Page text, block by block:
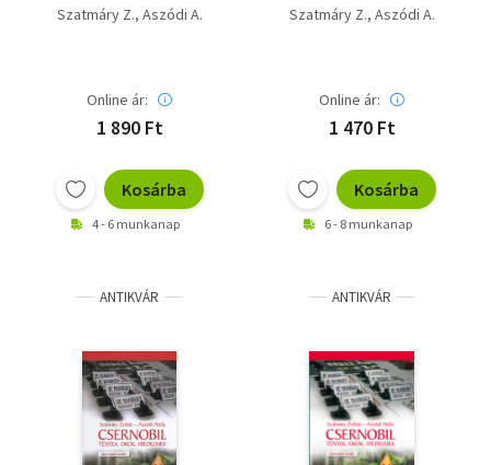
Szatmáry Z. Aszódi A.
Online ár:
1 890 Ft
Kosárba
4 - 6 munkanap
Szatmáry Z. Aszódi A.
Online ár:
1 470 Ft
Kosárba
6 - 8 munkanap
ANTIKVÁR ANTIKVÁR